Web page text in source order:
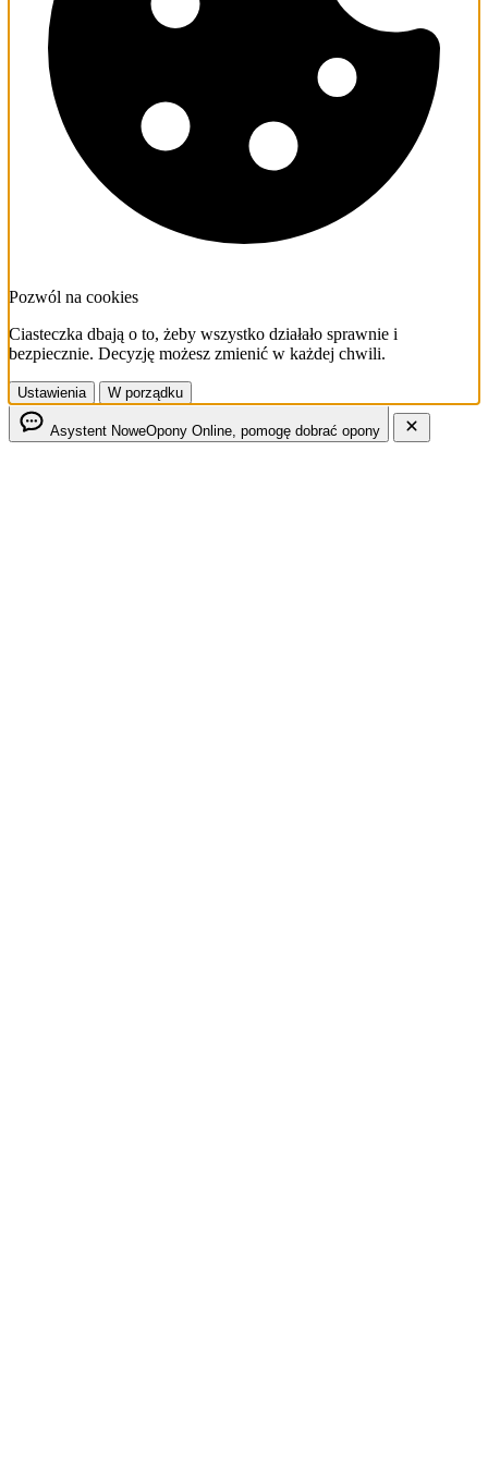
Pozwól na cookies
Ciasteczka dbają o to, żeby wszystko działało sprawnie i
bezpiecznie. Decyzję możesz zmienić w każdej chwili.
Ustawienia W porządku
Asystent NoweOpony Online, pomogę dobrać opony